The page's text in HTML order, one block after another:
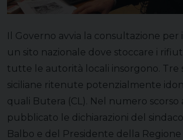
Il Governo avvia la consultazione per
un sito nazionale dove stoccare i
tutte le autorità locali insorgono. Tre
siciliane ritenute potenzialmente
quali Butera (CL). Nel numero scorso
pubblicato le dichiarazioni del
Balbo e del Presidente della